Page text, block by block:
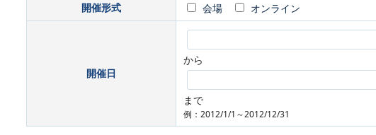
開催形式 会場 オンライン
開催日
から
まで
例：2012/1/1～2012/12/31